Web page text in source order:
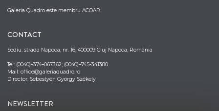
Galeria Quadro este membru ACOAR.
CONTACT
Sediu: strada Napoca, nr. 16, 400009 Cluj Napoca, România
Tel: (0040)–374–067362; (0040)–745-341380
Mail: office@galeriaquadro.ro
Director: Sebestyén György Székely
NEWSLETTER